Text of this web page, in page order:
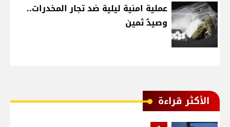
عملية امنية ليلية ضد تجار المخدرات..
وصيدٌ ثمين
الأكثر قراءة